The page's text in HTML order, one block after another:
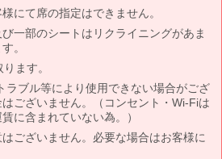
にて席の指定はできません。
一部のシートはリクライニングがあま
。
ます。
ラブル等により使用できない場合がござ
ございません。（コンセント・Wi-Fiは
に含まれていない為。）
ございません。必要な場合はお客様に